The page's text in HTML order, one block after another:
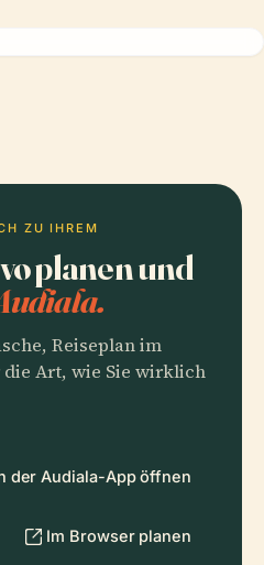
ZU IHREM
planen und
Reiseplan im
Art, wie Sie wirklich
der Audiala-App öffnen
Im Browser planen